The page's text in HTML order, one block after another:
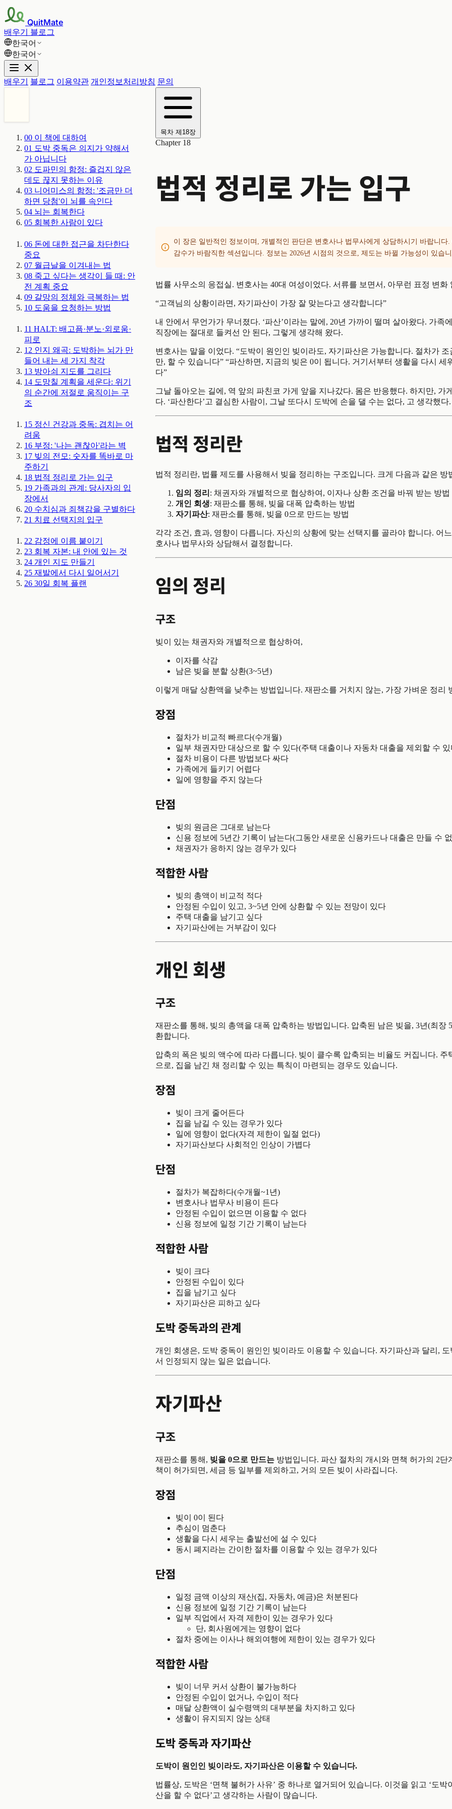
QuitMate
배우기 블로그
한국어
한국어
배우기 블로그 이용약관 개인정보처리방침 문의
00 이 책에 대하여
01 도박 중독은 의지가 약해서
가 아닙니다
02 도파민의 함정: 즐겁지 않은
데도 끊지 못하는 이유
03 니어미스의 함정: '조금만 더
하면 당첨'이 뇌를 속인다
04 뇌는 회복한다
05 회복한 사람이 있다
06 돈에 대한 접근을 차단한다
중요
07 월급날을 이겨내는 법
08 죽고 싶다는 생각이 들 때: 안
전 계획 중요
09 갈망의 정체와 극복하는 법
10 도움을 요청하는 방법
11 HALT: 배고픔·분노·외로움·
피로
12 인지 왜곡: 도박하는 뇌가 만
들어 내는 세 가지 착각
13 방아쇠 지도를 그리다
14 도망칠 계획을 세운다: 위기
의 순간에 저절로 움직이는 구
조
15 정신 건강과 중독: 겹치는 어
려움
16 부정: '나는 괜찮아'라는 벽
17 빚의 전모: 숫자를 똑바로 마
주하기
18 법적 정리로 가는 입구
19 가족과의 관계: 당사자의 입
장에서
20 수치심과 죄책감을 구별하다
21 치료 선택지의 입구
22 감정에 이름 붙이기
23 회복 자본: 내 안에 있는 것
24 개인 지도 만들기
25 재발에서 다시 일어서기
26 30일 회복 플랜
목차 제18장
Chapter 18
법적 정리로 가는 입구
이 장은 일반적인 정보이며, 개별적인 판단은 변호사나 법무사에게 상담하시기 바랍니다.
감수가 바람직한 섹션입니다. 정보는 2026년 시점의 것으로, 제도는 바뀔 가능성이 있습니
법률 사무소의 응접실. 변호사는 40대 여성이었다. 서류를 보면서, 아무런 표정 변화
“고객님의 상황이라면, 자기파산이 가장 잘 맞는다고 생각합니다”
내 안에서 무언가가 무너졌다. ‘파산’이라는 말에, 20년 가까이 떨며 살아왔다. 가족
직장에는 절대로 들켜선 안 된다, 그렇게 생각해 왔다.
변호사는 말을 이었다. “도박이 원인인 빚이라도, 자기파산은 가능합니다. 절차가 조
만, 할 수 있습니다” “파산하면, 지금의 빚은 0이 됩니다. 거기서부터 생활을 다시 세
다”
그날 돌아오는 길에, 역 앞의 파친코 가게 앞을 지나갔다. 몸은 반응했다. 하지만, 가
다. ‘파산한다’고 결심한 사람이, 그날 또다시 도박에 손을 댈 수는 없다, 고 생각했다.
법적 정리란
법적 정리란, 법률 제도를 사용해서 빚을 정리하는 구조입니다. 크게 다음과 같은 방
임의 정리 : 채권자와 개별적으로 협상하여, 이자나 상환 조건을 바꿔 받는 방법
개인 회생: 재판소를 통해, 빚을 대폭 압축하는 방법
자기파산: 재판소를 통해, 빚을 0으로 만드는 방법
각각 조건, 효과, 영향이 다릅니다. 자신의 상황에 맞는 선택지를 골라야 합니다. 어
호사나 법무사와 상담해서 결정합니다.
임의 정리
구조
빚이 있는 채권자와 개별적으로 협상하여,
이자를 삭감
남은 빚을 분할 상환(3~5년)
이렇게 매달 상환액을 낮추는 방법입니다. 재판소를 거치지 않는, 가장 가벼운 정리
장점
절차가 비교적 빠르다(수개월)
일부 채권자만 대상으로 할 수 있다(주택 대출이나 자동차 대출을 제외할 수 있
절차 비용이 다른 방법보다 싸다
가족에게 들키기 어렵다
일에 영향을 주지 않는다
단점
빚의 원금은 그대로 남는다
신용 정보에 5년간 기록이 남는다(그동안 새로운 신용카드나 대출은 만들 수
채권자가 응하지 않는 경우가 있다
적합한 사람
빚의 총액이 비교적 적다
안정된 수입이 있고, 3~5년 안에 상환할 수 있는 전망이 있다
주택 대출을 남기고 싶다
자기파산에는 거부감이 있다
개인 회생
구조
재판소를 통해, 빚의 총액을 대폭 압축하는 방법입니다. 압축된 남은 빚을, 3년(최장
환합니다.
압축의 폭은 빚의 액수에 따라 다릅니다. 빚이 클수록 압축되는 비율도 커집니다. 주
으로, 집을 남긴 채 정리할 수 있는 특칙이 마련되는 경우도 있습니다.
장점
빚이 크게 줄어든다
집을 남길 수 있는 경우가 있다
일에 영향이 없다(자격 제한이 일절 없다)
자기파산보다 사회적인 인상이 가볍다
단점
절차가 복잡하다(수개월~1년)
변호사나 법무사 비용이 든다
안정된 수입이 없으면 이용할 수 없다
신용 정보에 일정 기간 기록이 남는다
적합한 사람
빚이 크다
안정된 수입이 있다
집을 남기고 싶다
자기파산은 피하고 싶다
도박 중독과의 관계
개인 회생은, 도박 중독이 원인인 빚이라도 이용할 수 있습니다. 자기파산과 달리, 도
서 인정되지 않는 일은 없습니다.
자기파산
구조
재판소를 통해, 빚을 0으로 만드는 방법입니다. 파산 절차의 개시와 면책 허가의 2단
책이 허가되면, 세금 등 일부를 제외하고, 거의 모든 빚이 사라집니다.
장점
빚이 0이 된다
추심이 멈춘다
생활을 다시 세우는 출발선에 설 수 있다
동시 폐지라는 간이한 절차를 이용할 수 있는 경우가 있다
단점
일정 금액 이상의 재산(집, 자동차, 예금)은 처분된다
신용 정보에 일정 기간 기록이 남는다
일부 직업에서 자격 제한이 있는 경우가 있다
단, 회사원에게는 영향이 없다
절차 중에는 이사나 해외여행에 제한이 있는 경우가 있다
적합한 사람
빚이 너무 커서 상환이 불가능하다
안정된 수입이 없거나, 수입이 적다
매달 상환액이 실수령액의 대부분을 차지하고 있다
생활이 유지되지 않는 상태
도박 중독과 자기파산
도박이 원인인 빚이라도, 자기파산은 이용할 수 있습니다.
법률상, 도박은 ‘면책 불허가 사유’ 중 하나로 열거되어 있습니다. 이것을 읽고 ‘도박
산을 할 수 없다’고 생각하는 사람이 많습니다.